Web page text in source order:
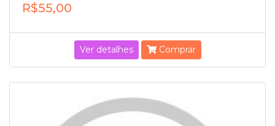
R$55,00
Ver detalhes Comprar